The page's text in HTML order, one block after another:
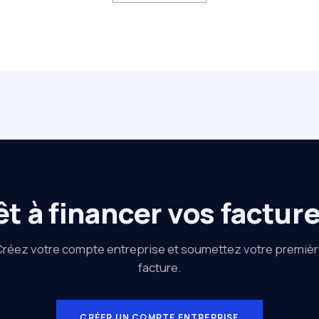
à financer vos
votre compte entreprise et soumettez votre
facture.